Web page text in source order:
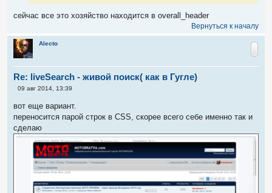
сейчас все это хозяйство находится в overall_header
Вернуться к началу
Alecto
Re: liveSearch - живой поиск( как в Гугле)
С
б
щ
н
и
09 авг 2014, 13:39
вот еще вариант.
переносится парой строк в CSS, скорее всего себе именно так и
сделаю